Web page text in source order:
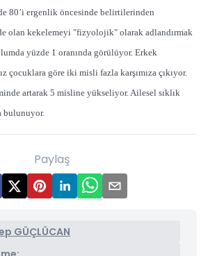
80’i ergenlik öncesinde belirtilerinden
olan kekelemeyi "fizyolojik" olarak adlandırmak
yüzde 1 oranında görülüyor. Erkek
çocuklara göre iki misli fazla karşımıza çıkıyor.
artarak 5 misline yükseliyor. Ailesel sıklık
bulunuyor.
Paylaş
GÜÇLÜCAN